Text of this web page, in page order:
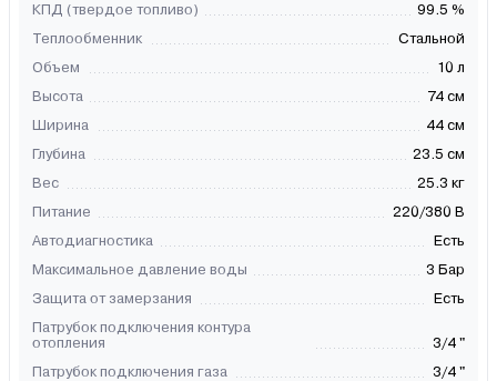
КПД (твердое топливо)
99.5 %
Теплообменник
Стальной
Объем
10 л
Высота
74 см
Ширина
44 см
Глубина
23.5 см
Вес
25.3 кг
Питание
220/380 В
Автодиагностика
Есть
Максимальное давление воды
3 Бар
Защита от замерзания
Есть
Патрубок подключения контура
отопления
3/4 "
Патрубок подключения газа
3/4 "